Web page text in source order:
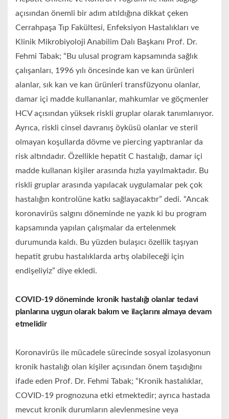
açısından önemli bir adım atıldığına dikkat çeken
Cerrahpaşa Tıp Fakültesi, Enfeksiyon Hastalıkları ve
Klinik Mikrobiyoloji Anabilim Dalı Başkanı Prof. Dr.
Fehmi Tabak; “Bu ulusal program kapsamında sağlık
çalışanları, 1996 yılı öncesinde kan ve kan ürünleri
alanlar, sık kan ve kan ürünleri transfüzyonu olanlar,
damar içi madde kullananlar, mahkumlar ve göçmenler
HCV açısından yüksek riskli gruplar olarak tanımlanıyor.
Ayrıca, riskli cinsel davranış öyküsü olanlar ve steril
olmayan koşullarda dövme ve piercing yaptıranlar da
risk altındadır. Özellikle hepatit C hastalığı, damar içi
madde kullanan kişiler arasında hızla yayılmaktadır. Bu
riskli gruplar arasında yapılacak uygulamalar pek çok
hastalığın kontrolüne katkı sağlayacaktır” dedi. “Ancak
koronavirüs salgını döneminde ne yazık ki bu program
kapsamında yapılan çalışmalar da ertelenmek
durumunda kaldı. Bu yüzden bulaşıcı özellik taşıyan
hepatit grubu hastalıklarda artış olabileceği için
endişeliyiz” diye ekledi.
COVID-19 döneminde kronik hastalığı olanlar tedavi
planlarına uygun olarak bakım ve ilaçlarını almaya devam
etmelidir
Koronavirüs ile mücadele sürecinde sosyal izolasyonun
kronik hastalığı olan kişiler açısından önem taşıdığını
ifade eden Prof. Dr. Fehmi Tabak; “Kronik hastalıklar,
COVID-19 prognozuna etki etmektedir; ayrıca hastada
mevcut kronik durumların alevlenmesine veya